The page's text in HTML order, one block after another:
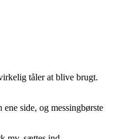
tåler at blive brugt.
side, og messingbørste